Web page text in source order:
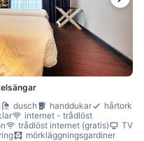
dusch handdukar
hårtork
internet - trådlöst
trådlöst internet (gratis)
TV
mörkläggningsgardiner